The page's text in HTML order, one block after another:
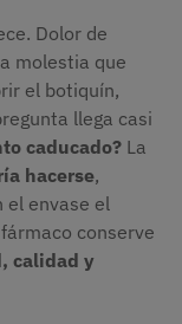
Dolor de
molestia que
el botiquín,
llega casi
caducado? La
hacerse,
el envase el
conserve
calidad y